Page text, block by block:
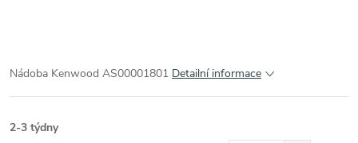
Nádoba Kenwood AS00001801 Detailní informace
2-3 týdny